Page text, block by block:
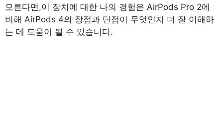
모른다면,이 장치에 대한 나의 경험은 AirPods Pro 2에
비해 AirPods 4의 장점과 단점이 무엇인지 더 잘 이해하
는 데 도움이 될 수 있습니다.